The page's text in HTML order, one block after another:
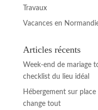
Travaux
Vacances en
Articles récents
Week-end de mariage
checklist du lieu idéal
Hébergement sur
change tout